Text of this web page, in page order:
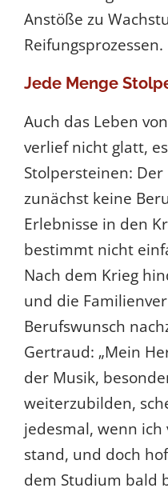
Anstöße zu
Reifungsprozessen.
Jede Menge
Auch das Leben
verlief nicht glatt,
Stolpersteinen:
zunächst keine
Erlebnisse in den
bestimmt nicht
Nach dem Krieg
und die
Berufswunsch
Gertraud: „Mein
der Musik,
weiterzubilden,
jedesmal, wenn
stand, und doch
dem Studium bald